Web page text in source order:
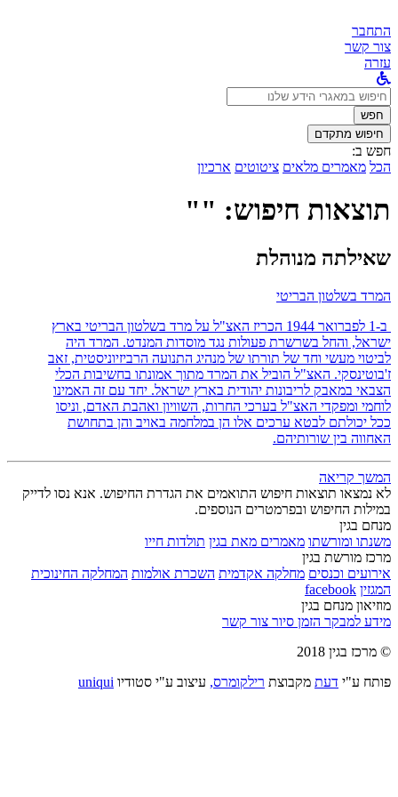
התחבר
צור קשר
עזרה
לחפש
ב:חפש
חיפוש מתקדם
חפש ב:
הכל מאמרים מלאים ציטוטים ארכיון
תוצאות חיפוש: ""
שאילתה מנוהלת
המרד בשלטון הבריטי
ב-1 לפברואר 1944 הכריז האצ"ל על מרד בשלטון הבריטי בארץ
ישראל, והחל בשרשרת פעולות נגד מוסדות המנדט. המרד היה
לביטוי מעשי וחד של תורתו של מנהיג התנועה הרביזיוניסטית, זאב
ז'בוטינסקי. האצ"ל הוביל את המרד מתוך אמונתו בחשיבות הכלי
הצבאי במאבק לריבונות יהודית בארץ ישראל. יחד עם זה האמינו
לוחמי ומפקדי האצ"ל בערכי החרות, השוויון ואהבת האדם, וניסו
ככל יכולתם לבטא ערכים אלו הן במלחמה באויב והן בתחושת
האחווה בין שורותיהם.
המשך קריאה
לא נמצאו תוצאות חיפוש התואמים את הגדרת החיפוש. אנא נסו לדייק
במילות החיפוש ובפרמטרים הנוספים.
מנחם בגין
משנתו ומורשתו מאמרים מאת בגין תולדות חייו
מרכז מורשת בגין
אירועים וכנסים מחלקה אקדמית השכרת אולמות המחלקה החינוכית
המגזין facebook
מוזיאון מנחם בגין
מידע למבקר הזמן סיור צור קשר
© מרכז בגין 2018
פותח ע"י דעת מקבוצת רילקומרס, עיצוב ע"י סטודיו uniqui